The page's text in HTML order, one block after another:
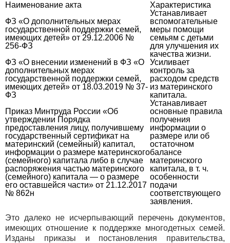
Наименование акта
Характеристика
ФЗ «О дополнительных мерах
государственной поддержки семей,
имеющих детей» от 29.12.2006 №
256-ФЗ
Устанавливает
вспомогательные
меры помощи
семьям с детьми
для улучшения их
качества жизни.
ФЗ «О внесении изменений в ФЗ «О
дополнительных мерах
государственной поддержки семей,
имеющих детей» от 18.03.2019 № 37-
ФЗ
Усиливает
контроль за
расходом средств
из материнского
капитала.
Приказ Минтруда России «Об
утверждении Порядка
предоставления лицу, получившему
государственный сертификат на
материнский (семейный) капитал,
информации о размере материнского
(семейного) капитала либо в случае
распоряжения частью материнского
(семейного) капитала — о размере
его оставшейся части» от 21.12.2017
№ 862н
Устанавливает
основные правила
получения
информации о
размере или об
остаточном
балансе
материнского
капитала, в т. ч.
особенности
подачи
соответствующего
заявления.
Это далеко не исчерпывающий перечень документов,
имеющих отношение к поддержке многодетных семей.
Изданы приказы и постановления правительства,